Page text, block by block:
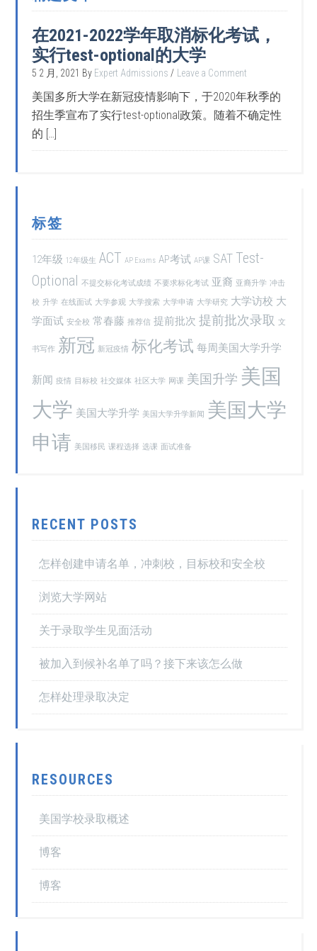
在2021-2022学年取消标化考试，
实行test-optional的大学
5 2 月, 2021 By Expert Admissions Leave a Comment
美国多所大学在新冠疫情影响下，于2020年秋季的
招生季宣布了实行test-optional政策。随着不确定性
的 […]
标签
12年级 12年级生 ACT AP Exams AP考试 AP课 SAT Test-
Optional 不提交标化考试成绩 不要求标化考试 亚裔 亚裔升学 冲击
校 升学 在线面试 大学参观 大学搜索 大学申请 大学研究 大学访校 大
学面试 安全校 常春藤 推荐信 提前批次 提前批次录取 文
书写作 新冠 新冠疫情 标化考试 每周美国大学升学
新闻 疫情 目标校 社交媒体 社区大学 网课 美国升学 美国
大学 美国大学升学 美国大学升学新闻 美国大学
申请 美国移民 课程选择 选课 面试准备
RECENT POSTS
怎样创建申请名单，冲刺校，目标校和安全校
浏览大学网站
关于录取学生见面活动
被加入到候补名单了吗？接下来该怎么做
怎样处理录取决定
RESOURCES
美国学校录取概述
博客
博客